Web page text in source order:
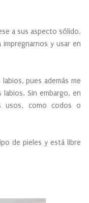
a sus aspecto sólido,
impregnarnos y usar en
pues además me
Sin embargo, en
usos, como codos o
de pieles y está libre